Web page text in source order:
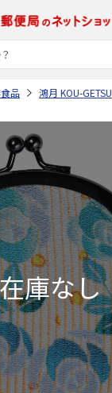
品 鴻月 KOU-GETSU